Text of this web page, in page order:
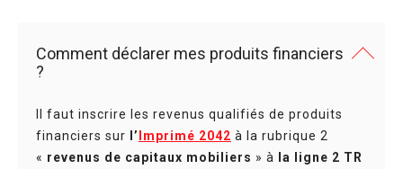
Comment déclarer mes produits financiers
?
Il faut inscrire les revenus qualifiés de produits
financiers sur
l’ Imprimé 2042 à la rubrique 2
« revenus de capitaux mobiliers » à
la ligne 2 TR